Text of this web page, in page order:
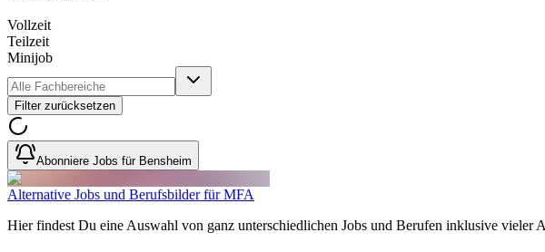
Vollzeit
Teilzeit
Minijob
Filter zurücksetzen
Abonniere Jobs für Bensheim
Alternative Jobs und Berufsbilder für MFA
Hier findest Du eine Auswahl von ganz unterschiedlichen Jobs und Berufen inklusive vieler